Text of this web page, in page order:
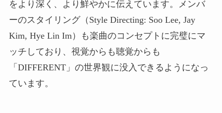
をより深く、より鮮やかに伝えています。メンバ
ーのスタイリング（Style Directing: Soo Lee, Jay
Kim, Hye Lin Im）も楽曲のコンセプトに完璧にマ
ッチしており、視覚からも聴覚からも
「DIFFERENT」の世界観に没入できるようになっ
ています。